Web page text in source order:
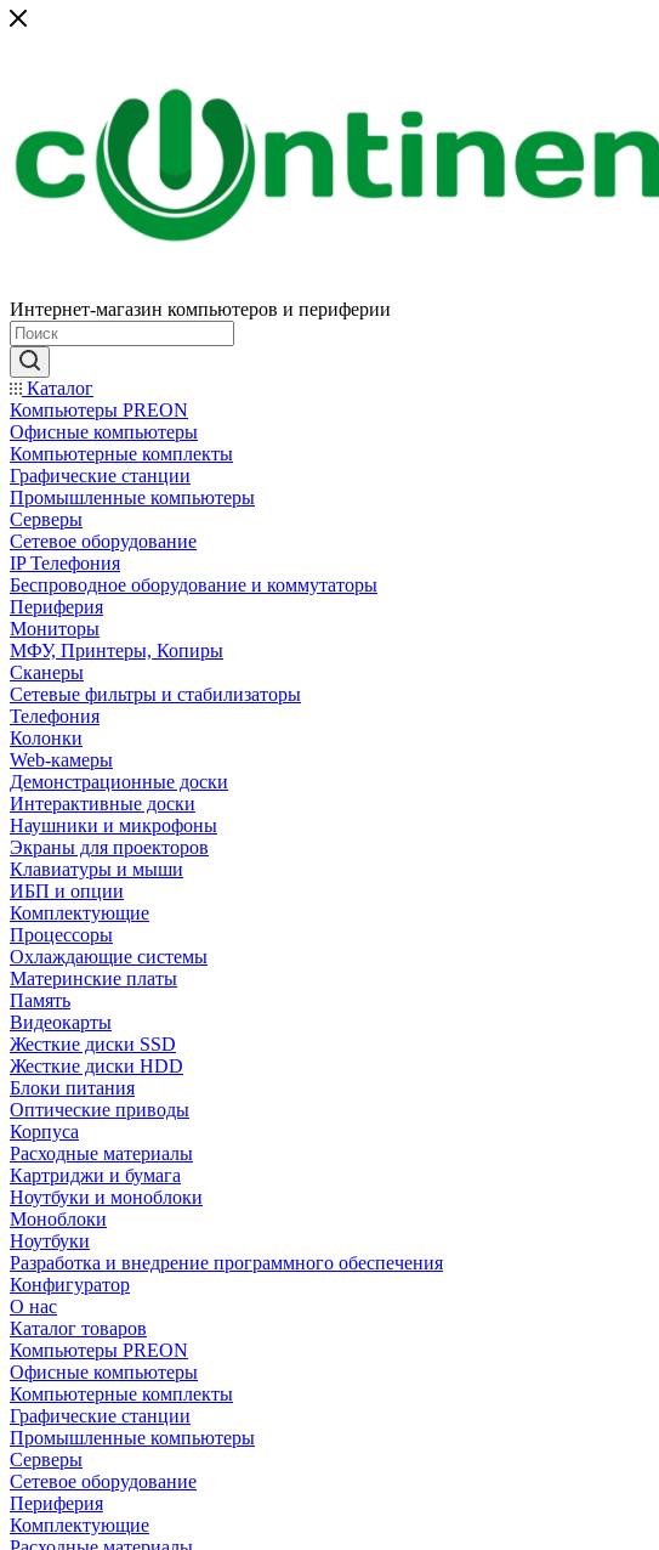
Интернет-магазин компьютеров и периферии
Каталог
Компьютеры PREON
Офисные компьютеры
Компьютерные комплекты
Графические станции
Промышленные компьютеры
Серверы
Сетевое оборудование
IP Телефония
Беспроводное оборудование и коммутаторы
Периферия
Мониторы
МФУ, Принтеры, Копиры
Сканеры
Сетевые фильтры и стабилизаторы
Телефония
Колонки
Web-камеры
Демонстрационные доски
Интерактивные доски
Наушники и микрофоны
Экраны для проекторов
Клавиатуры и мыши
ИБП и опции
Комплектующие
Процессоры
Охлаждающие системы
Материнские платы
Память
Видеокарты
Жесткие диски SSD
Жесткие диски HDD
Блоки питания
Оптические приводы
Корпуса
Расходные материалы
Картриджи и бумага
Ноутбуки и моноблоки
Моноблоки
Ноутбуки
Разработка и внедрение программного обеспечения
Конфигуратор
О нас
Каталог товаров
Компьютеры PREON
Офисные компьютеры
Компьютерные комплекты
Графические станции
Промышленные компьютеры
Серверы
Сетевое оборудование
Периферия
Комплектующие